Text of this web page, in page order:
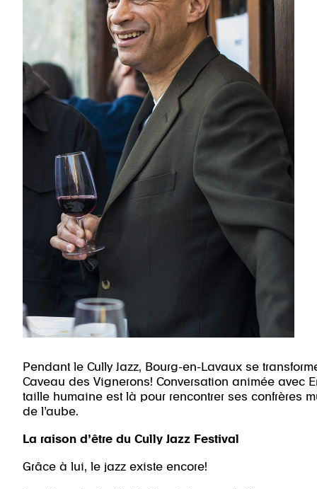
Pendant le Cully Jazz, Bourg-en-Lavaux se
Caveau des Vignerons! Conversation animée avec
taille humaine est là pour rencontrer ses confrères
de l’aube.
La raison d’être du Cully Jazz Festival
Grâce à lui, le jazz existe encore!